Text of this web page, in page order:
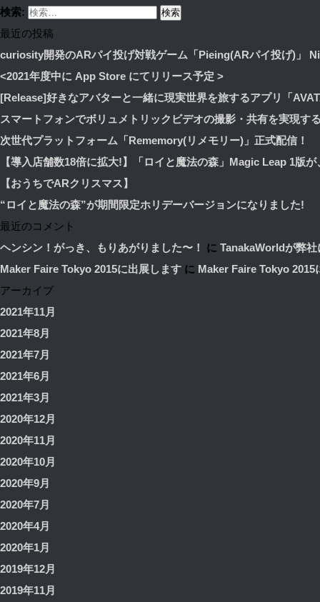
検索:
最近の投稿
curiosity開発のARパイ投げ対戦ゲーム「Pieing(ARパイ投げ)」
<2021年度中に App Store にてリリース予定 >
[Release]好きなアバターと一緒に現実世界を旅するアプリ「
スマートフォンでボリュメトリックビデオの撮影・共有を実現す
次世代プラットフォーム「Rememory(リメモリー)」正式配信！
【導入店舗数18倍に拡大!】「ロイと魔法の森」Magic Leap 1版
【おうちでARクリスマス】
“ロイと魔法の森”が期間限定ホリデーバージョンになりました!
最近のコメント
ヘンシン！がっき、もりあがりました〜！
に TanakaWorldが弊
Maker Faire Tokyo 2015に出展します に Maker Faire Tokyo
アーカイブ
2021年11月
2021年8月
2021年7月
2021年6月
2021年3月
2020年12月
2020年11月
2020年10月
2020年9月
2020年7月
2020年4月
2020年1月
2019年12月
2019年11月